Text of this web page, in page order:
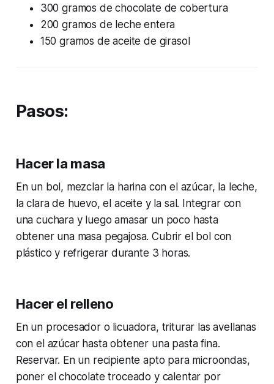
300 gramos de chocolate de cobertura
200 gramos de leche entera
150 gramos de aceite de girasol
Pasos:
Hacer la masa
En un bol, mezclar la harina con el azúcar, la leche,
la clara de huevo, el aceite y la sal. Integrar con
una cuchara y luego amasar un poco hasta
obtener una masa pegajosa. Cubrir el bol con
plástico y refrigerar durante 3 horas.
Hacer el relleno
En un procesador o licuadora, triturar las avellanas
con el azúcar hasta obtener una pasta fina.
Reservar. En un recipiente apto para microondas,
poner el chocolate troceado y calentar por